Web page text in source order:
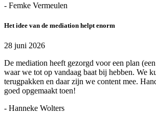
- Femke Vermeulen
Het idee van de mediation helpt enorm
28 juni 2026
De mediation heeft gezorgd voor een plan
waar we tot op vandaag baat bij hebben. We
terugpakken en daar zijn we content mee.
goed opgemaakt toen!
- Hanneke Wolters